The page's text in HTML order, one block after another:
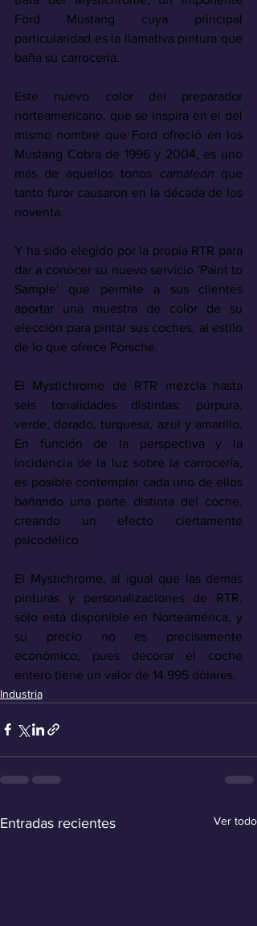
Ford Mustang cuya principal
particularidad es la llamativa pintura que
baña su carrocería.
Este nuevo color del preparador
norteamericano, que se inspira en el del
mismo nombre que Ford ofreció en los
Mustang Cobra de 1996 y 2004, es uno
más de aquellos tonos camaleón que
tanto furor causaron en la década de los
noventa.
Y ha sido elegido por la propia RTR para
dar a conocer su nuevo servicio 'Paint to
Sample' que permite a sus clientes
aportar una muestra de color de su
elección para pintar sus coches, al estilo
de lo que ofrece Porsche.
El Mystichrome de RTR mezcla hasta
seis tonalidades distintas: púrpura,
verde, dorado, turquesa, azul y amarillo.
En función de la perspectiva y la
incidencia de la luz sobre la carrocería,
es posible contemplar cada uno de ellos
bañando una parte distinta del coche,
creando un efecto ciertamente
psicodélico.
El Mystichrome, al igual que las demás
pinturas y personalizaciones de RTR,
sólo está disponible en Norteamérica, y
su precio no es precisamente
económico, pues decorar el coche
entero tiene un valor de 14.995 dólares.
Industria
Entradas recientes Ver todo